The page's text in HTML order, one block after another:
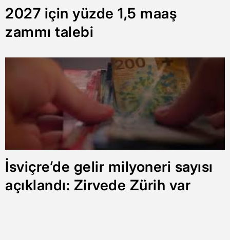
2027 için yüzde 1,5 maaş
zammı talebi
İsviçre’de gelir milyoneri sayısı
açıklandı: Zirvede Zürih var